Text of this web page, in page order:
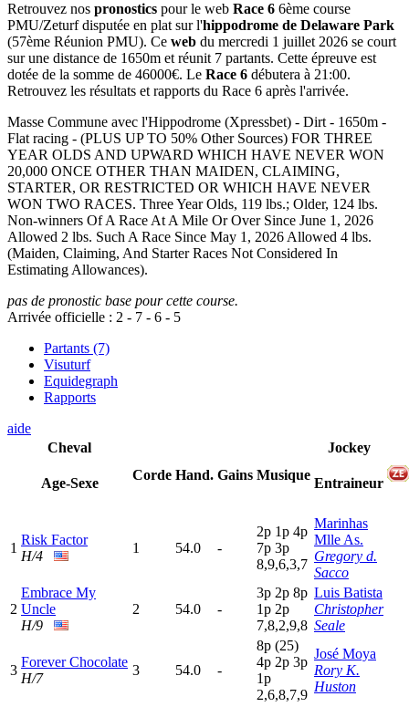
Retrouvez nos pronostics pour le web Race 6 6ème course
PMU/Zeturf disputée en plat sur l'hippodrome de Delaware Park
(57ème Réunion PMU). Ce web du mercredi 1 juillet 2026 se court
sur une distance de 1650m et réunit 7 partants. Cette épreuve est
dotée de la somme de 46000€. Le Race 6 débutera à 21:00.
Retrouvez les résultats et rapports du Race 6 après l'arrivée.
Masse Commune avec l'Hippodrome (Xpressbet) - Dirt - 1650m -
Flat racing - (PLUS UP TO 50% Other Sources) FOR THREE
YEAR OLDS AND UPWARD WHICH HAVE NEVER WON
20,000 ONCE OTHER THAN MAIDEN, CLAIMING,
STARTER, OR RESTRICTED OR WHICH HAVE NEVER
WON TWO RACES. Three Year Olds, 119 lbs.; Older, 124 lbs.
Non-winners Of A Race At A Mile Or Over Since June 1, 2026
Allowed 2 lbs. Such A Race Since May 1, 2026 Allowed 4 lbs.
(Maiden, Claiming, And Starter Races Not Considered In
Estimating Allowances).
pas de pronostic base pour cette course.
Arrivée officielle : 2 - 7 - 6 - 5
Partants (7)
Visuturf
Equidegraph
Rapports
aide
Cheval
Age-Sexe
Corde Hand. Gains Musique
Jockey
Entraineur
1
Risk Factor
H/4
1 54.0 -
2p 1p 4p
7p 3p
8,9,6,3,7
Marinhas
Mlle As.
Gregory d.
Sacco
2
Embrace My
Uncle
H/9
2 54.0 -
3p 2p 8p
1p 2p
7,8,2,9,8
Luis Batista
Christopher
Seale
3
Forever Chocolate
H/7
3 54.0 -
8p (25)
4p 2p 3p
1p
2,6,8,7,9
José Moya
Rory K.
Huston